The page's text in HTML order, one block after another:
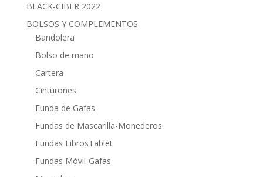
BLACK-CIBER 2022
BOLSOS Y COMPLEMENTOS
Bandolera
Bolso de mano
Cartera
Cinturones
Funda de Gafas
Fundas de Mascarilla-Monederos
Fundas LibrosTablet
Fundas Móvil-Gafas